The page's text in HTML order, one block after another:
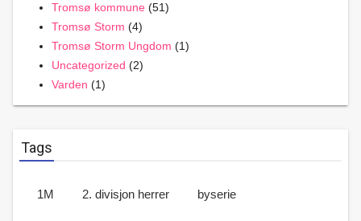
Tromsø kommune (51)
Tromsø Storm (4)
Tromsø Storm Ungdom (1)
Uncategorized (2)
Varden (1)
Tags
1M 2. divisjon herrer byserie